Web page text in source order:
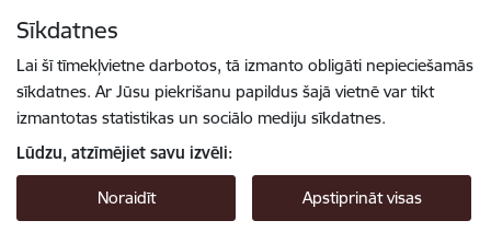
Sīkdatnes
Lai šī tīmekļvietne darbotos, tā izmanto obligāti nepieciešamās
sīkdatnes. Ar Jūsu piekrišanu papildus šajā vietnē var tikt
izmantotas statistikas un sociālo mediju sīkdatnes.
Lūdzu, atzīmējiet savu izvēli:
Noraidīt Apstiprināt visas